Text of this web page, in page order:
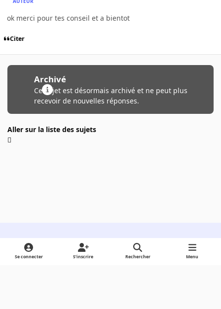
ok merci pour tes conseil et a bientot
Citer
Archivé
Ce sujet est désormais archivé et ne peut plus
recevoir de nouvelles réponses.
Aller sur la liste des sujets
Light ModeDark ModeSystem Preference
Se connecter S’inscrire Rechercher Menu